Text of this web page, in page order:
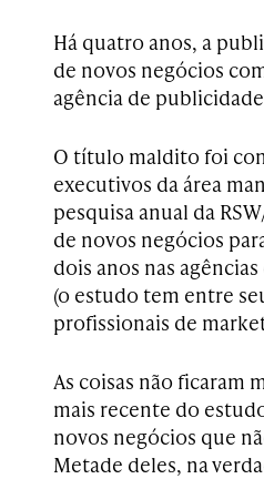
Há quatro anos, a
de novos negócios
agência de
O título maldito foi
executivos da área
pesquisa anual da
de novos negócios
dois anos nas
(o estudo tem entre
profissionais de
As coisas não ficaram
mais recente do
novos negócios que
Metade deles, na